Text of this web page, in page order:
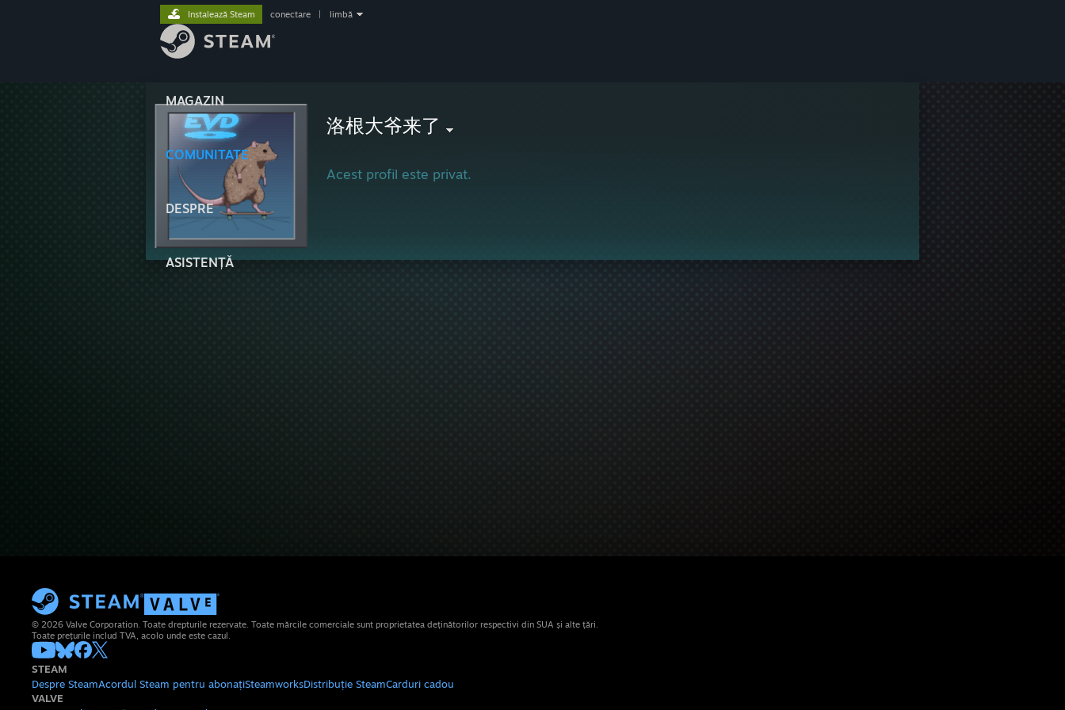
MAGAZIN
COMUNITATE
DESPRE
ASISTENȚĂ
Instalează Steam conectare limbă
洛根大爷来了
Acest profil este privat.
© 2026 Valve Corporation. Toate drepturile rezervate. Toate mărcile comerciale sunt proprietatea deținătorilor respectivi din SUA și alte țări.
Toate prețurile includ TVA, acolo unde este cazul.
STEAM
Despre SteamAcordul Steam pentru abonațiSteamworksDistribuție SteamCarduri cadou
VALVE